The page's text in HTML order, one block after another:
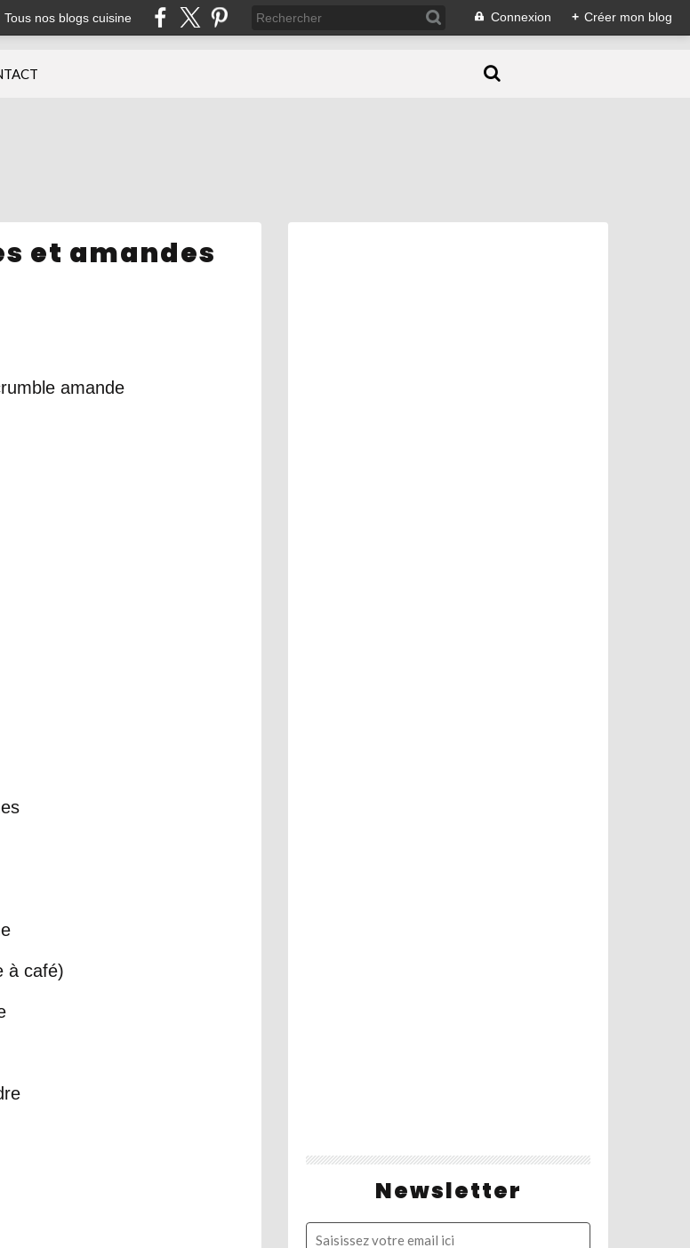
Tous nos blogs cuisine Connexion + Créer mon blog
et amandes
amande
à café)
Newsletter